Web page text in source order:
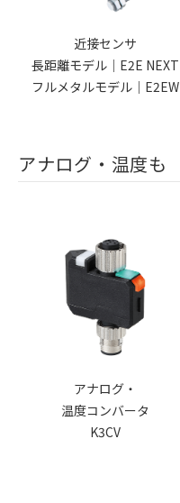
近接センサ
長距離モデル｜E2E NEXT
フルメタルモデル｜E2EW
アナログ・温度も
アナログ・
温度コンバータ
K3CV